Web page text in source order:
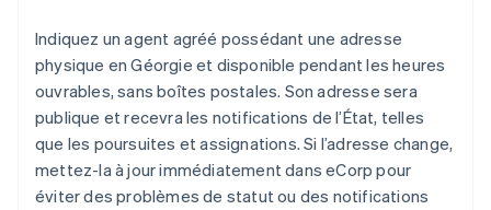
Indiquez un agent agréé possédant une adresse
physique en Géorgie et disponible pendant les heures
ouvrables, sans boîtes postales. Son adresse sera
publique et recevra les notifications de l’État, telles
que les poursuites et assignations. Si l’adresse change,
mettez-la à jour immédiatement dans eCorp pour
éviter des problèmes de statut ou des notifications